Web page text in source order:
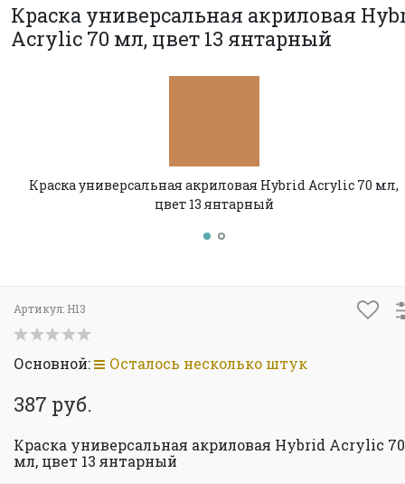
Краска универсальная акриловая
Acrylic 70 мл, цвет 13 янтарный
Краска универсальная акриловая Hybrid Acrylic 70 мл,
цвет 13 янтарный
Артикул: H13
Основной: Осталось несколько штук
387 руб.
Краска универсальная акриловая Hybrid Acrylic 70
мл, цвет 13 янтарный